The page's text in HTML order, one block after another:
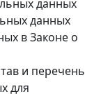
данных
данных
в Законе о
и перечень
для